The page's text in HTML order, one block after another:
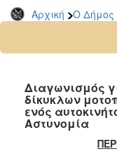
Αρχική Ο Δήμος
Αρχείο
2025
2023
2022
Διαγωνισμός
δίκυκλων
ενός
Αστυνομία